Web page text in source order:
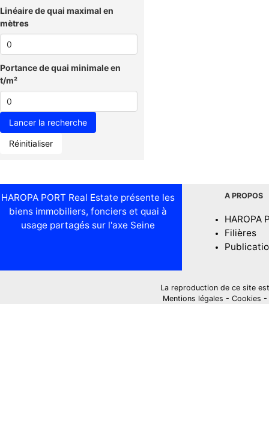
Linéaire de quai maximal en
mètres
Portance de quai minimale en
t/m²
Réinitialiser
HAROPA PORT Real Estate présente les
biens immobiliers, fonciers et quai à
usage partagés sur l'axe Seine
A PROPOS
HAROPA
Filières
La reproduction de ce site
Mentions légales - Cookies -